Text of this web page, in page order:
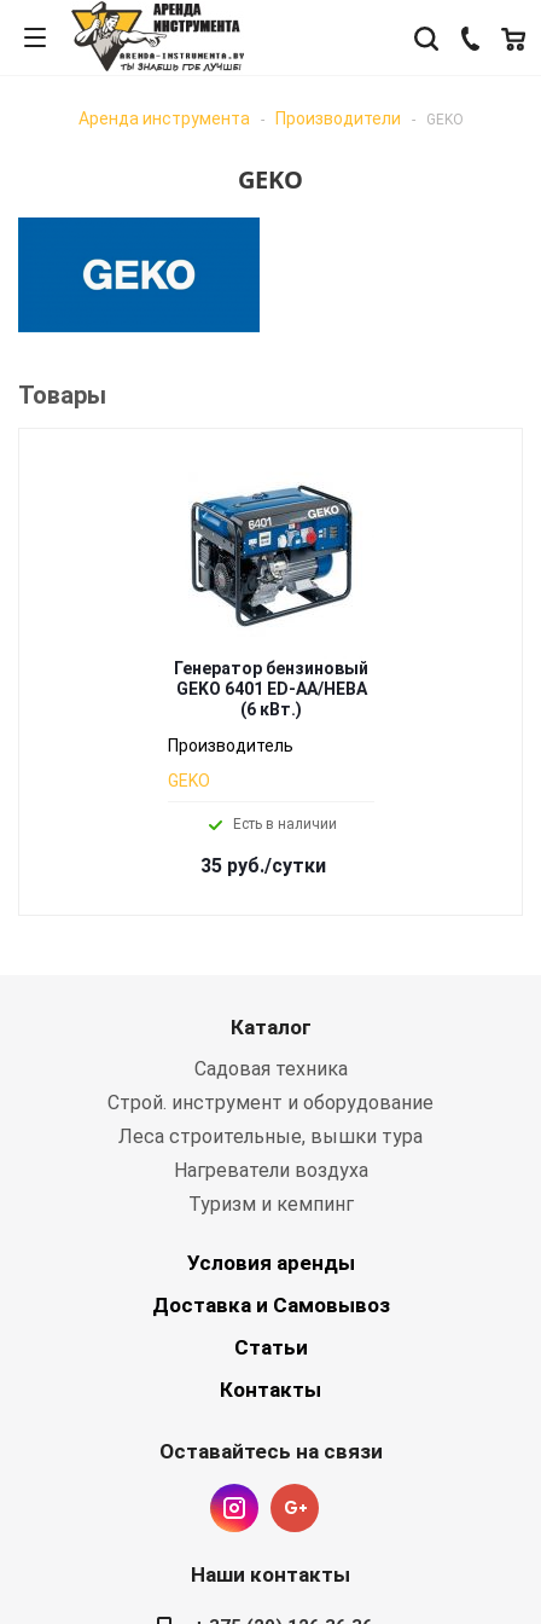
Аренда инструмента - Производители - GEKO
GEKO
Товары
Генератор бензиновый
GEKO 6401 ED-AA/HEBA
(6 кВт.)
Производитель
GEKO
Есть в наличии
35 руб./сутки
Каталог
Садовая техника
Строй. инструмент и оборудование
Леса строительные, вышки тура
Нагреватели воздуха
Туризм и кемпинг
Условия аренды
Доставка и Самовывоз
Статьи
Контакты
Оставайтесь на связи
Наши контакты